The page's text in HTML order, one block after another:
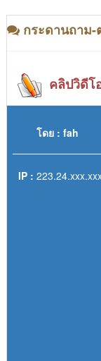
กระดานถาม-
คลิปวิดีโ
โดย : fah
IP :